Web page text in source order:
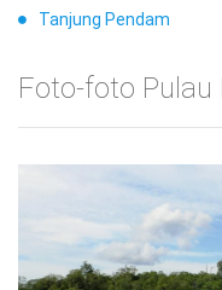
Tanjung Pendam
Foto-foto Pulau